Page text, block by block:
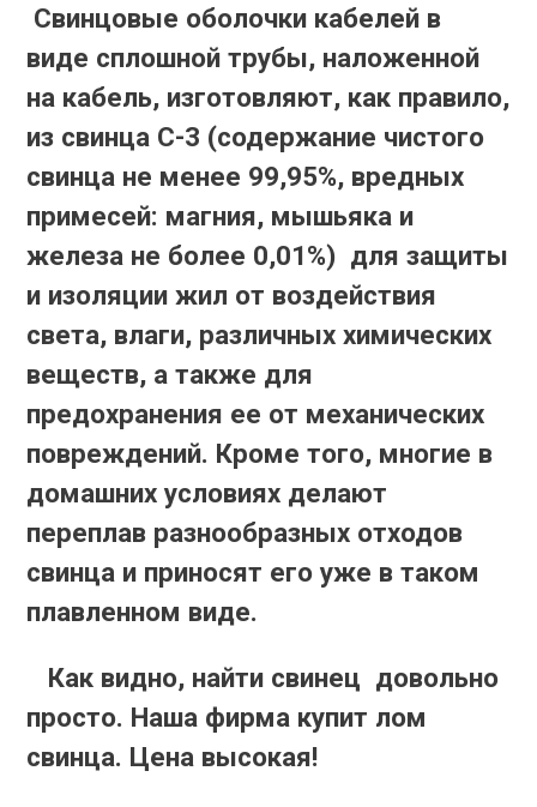
Свинцовые оболочки кабелей в
виде сплошной трубы, наложенной
на кабель, изготовляют, как правило,
из свинца С-3 (содержание чистого
свинца не менее 99,95%, вредных
примесей: магния, мышьяка и
железа не более 0,01%) для защиты
и изоляции жил от воздействия
света, влаги, различных химических
веществ, а также для
предохранения ее от механических
повреждений. Кроме того, многие в
домашних условиях делают
переплав разнообразных отходов
свинца и приносят его уже в таком
плавленном виде.
Как видно, найти свинец довольно
просто. Наша фирма купит лом
свинца. Цена высокая!